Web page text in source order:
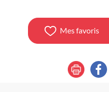
Mes favoris